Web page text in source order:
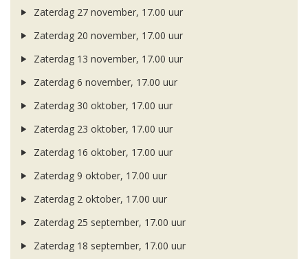
Zaterdag 27 november, 17.00 uur
Zaterdag 20 november, 17.00 uur
Zaterdag 13 november, 17.00 uur
Zaterdag 6 november, 17.00 uur
Zaterdag 30 oktober, 17.00 uur
Zaterdag 23 oktober, 17.00 uur
Zaterdag 16 oktober, 17.00 uur
Zaterdag 9 oktober, 17.00 uur
Zaterdag 2 oktober, 17.00 uur
Zaterdag 25 september, 17.00 uur
Zaterdag 18 september, 17.00 uur